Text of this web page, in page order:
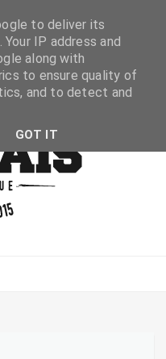
to deliver its
IP address and
along with
to ensure quality of
and to detect and
GOT IT